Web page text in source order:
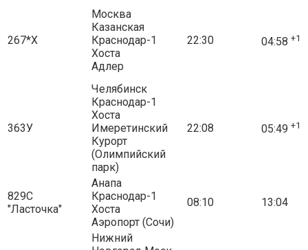
267*Х
Москва
Казанская
Краснодар-1
Хоста
Адлер
22:30 04:58 +1
363У
Челябинск
Краснодар-1
Хоста
Имеретинский
Курорт
(Олимпийский
парк)
22:08 05:49 +1
829С
"Ласточка"
Анапа
Краснодар-1
Хоста
Аэропорт (Сочи)
08:10 13:04
Нижний